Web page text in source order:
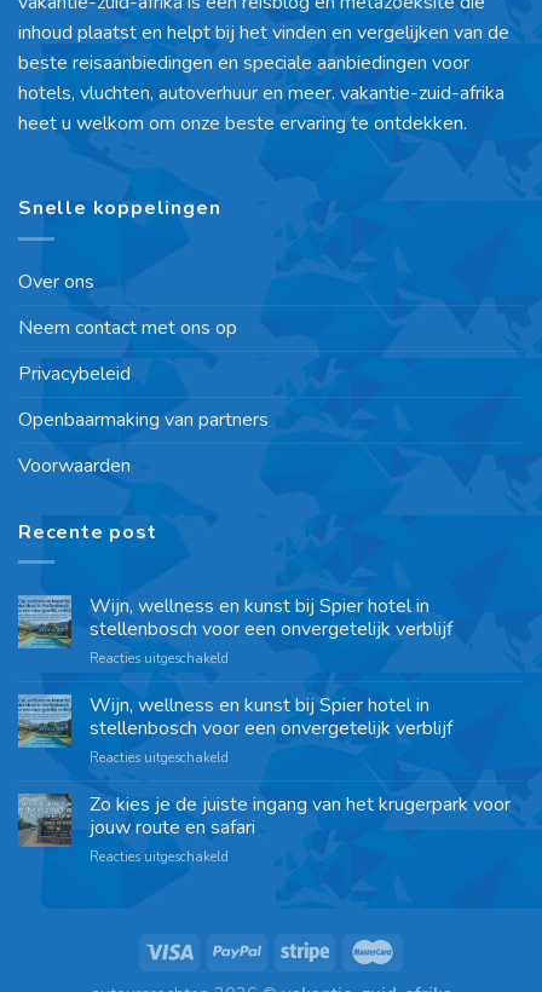
inhoud plaatst en helpt bij het vinden en vergelijken van de
beste reisaanbiedingen en speciale aanbiedingen voor
hotels, vluchten, autoverhuur en meer. vakantie-zuid-afrika
heet u welkom om onze beste ervaring te ontdekken.
Snelle koppelingen
Over ons
Neem contact met ons op
Privacybeleid
Openbaarmaking van partners
Voorwaarden
Recente post
Wijn, wellness en kunst bij Spier hotel in
stellenbosch voor een onvergetelijk verblijf
Reacties uitgeschakeld
Wijn, wellness en kunst bij Spier hotel in
stellenbosch voor een onvergetelijk verblijf
Reacties uitgeschakeld
Zo kies je de juiste ingang van het krugerpark voor
jouw route en safari
Reacties uitgeschakeld